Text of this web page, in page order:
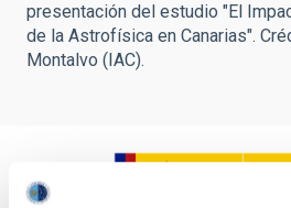
presentación del estudio "El
de la Astrofísica en Canarias".
Montalvo (IAC).